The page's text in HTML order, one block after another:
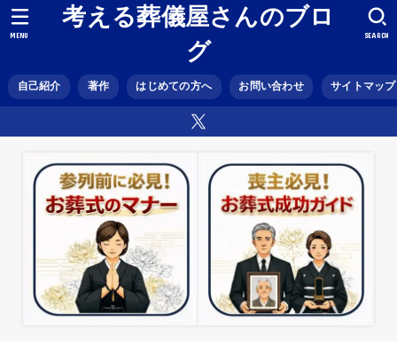
考える葬儀屋さんのブロ
グ
自己紹介 著作 はじめての方へ お問い合わせ サイトマップ
SEARCH
MENU